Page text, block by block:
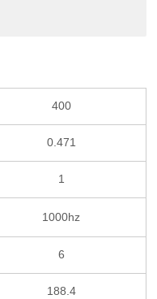
400
0.471
1
1000hz
6
188.4